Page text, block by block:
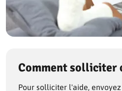
Comment solliciter
Pour solliciter l'aide,